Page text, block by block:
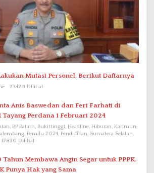
Mutasi Personel, Berikut Daftarnya
23420 Dilihat
Anis Baswedan dan Feri Farhati di
Tayang Perdana 1 Februari 2024
BP Batam, Bukittinggi, Headline, Hiburan, Karimun,
Pemilu 2024, Pendidikan, Sumatera Selatan,
17830 Dilihat
Tahun Membawa Angin Segar untuk PPPK.
Punya Hak yang Sama